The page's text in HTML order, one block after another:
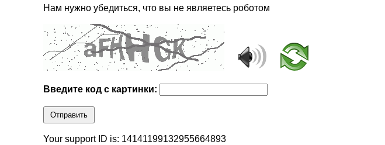
Нам нужно убедиться, что вы не являетесь роботом
Введите код с картинки:
Отправить
Your support ID is: 14141199132955664893